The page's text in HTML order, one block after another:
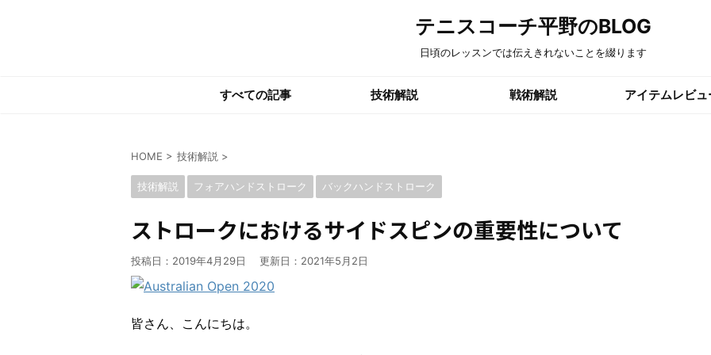
テニスコーチ平野のBLOG
日頃のレッスンでは伝えきれないことを綴ります
すべての記事 技術解説 戦術解説 アイテムレビュ
HOME > 技術解説 >
技術解説 フォアハンドストローク バックハンドストローク
ストロークにおけるサイドスピンの重要性について
投稿日：2019年4月29日 更新日： 2021年5月2日
皆さん、こんにちは。